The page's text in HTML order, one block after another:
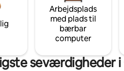
Arbejdsplads
med plads til
bærbar
computer
seværdigheder i